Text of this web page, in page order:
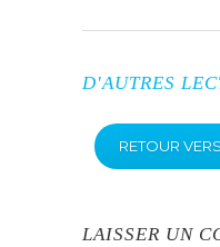
D'AUTRES
RETOUR
LAISSER UN